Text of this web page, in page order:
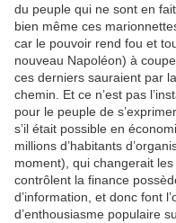
du peuple qui ne sont en
bien même ces
car le pouvoir rend fou et
nouveau Napoléon) à
ces derniers sauraient par
chemin. Et ce n’est pas
pour le peuple de
s’il était possible en
millions d’habitants
moment), qui changerait
contrôlent la finance
d’information, et donc font
d’enthousiasme populaire